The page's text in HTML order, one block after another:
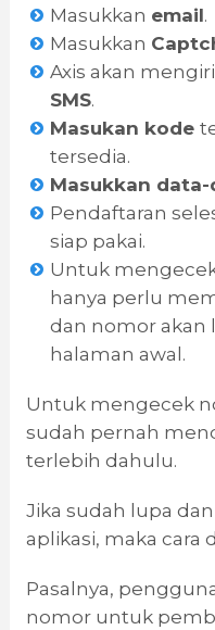
Masukkan email.
Masukkan
Axis akan
SMS.
Masukan kode
tersedia.
Masukkan data-
Pendaftaran
siap pakai.
Untuk
hanya perlu
dan nomor akan
halaman awal.
Untuk mengecek
sudah pernah
terlebih dahulu.
Jika sudah lupa
aplikasi, maka cara
Pasalnya,
nomor untuk